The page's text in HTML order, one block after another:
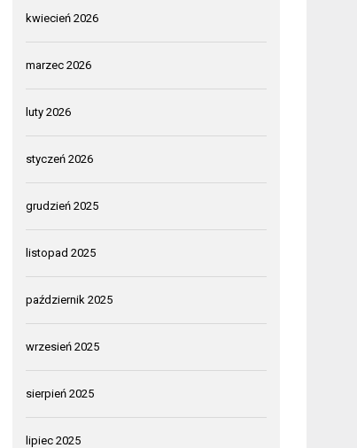
kwiecień 2026
marzec 2026
luty 2026
styczeń 2026
grudzień 2025
listopad 2025
październik 2025
wrzesień 2025
sierpień 2025
lipiec 2025